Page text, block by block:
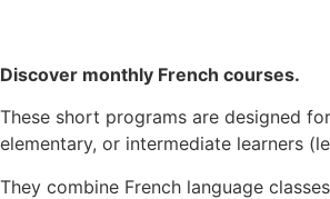
Discover monthly French courses.
These short programs are designed
elementary, or intermediate learners
They combine French language